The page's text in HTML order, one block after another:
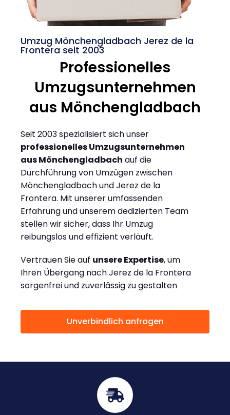
Umzug Mönchengladbach Jerez de la
Frontera seit 2003
Professionelles
Umzugsunternehmen
aus Mönchengladbach
Seit 2003 spezialisiert sich unser
professionelles Umzugsunternehmen
aus Mönchengladbach auf die
Durchführung von Umzügen zwischen
Mönchengladbach und Jerez de la
Frontera. Mit unserer umfassenden
Erfahrung und unserem dedizierten Team
stellen wir sicher, dass Ihr Umzug
reibungslos und effizient verläuft.
Vertrauen Sie auf unsere Expertise, um
Ihren Übergang nach Jerez de la Frontera
sorgenfrei und zuverlässig zu gestalten
Unverbindlich anfragen